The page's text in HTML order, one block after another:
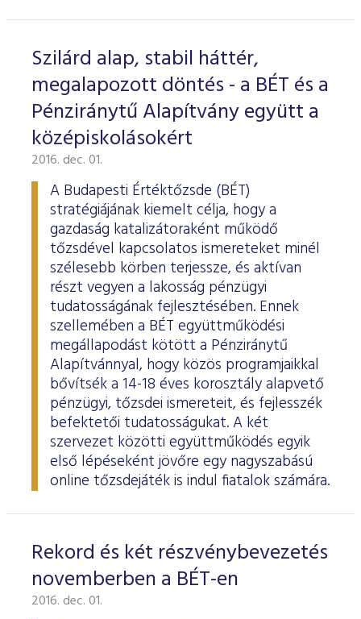
Szilárd alap, stabil háttér,
megalapozott döntés - a BÉT és a
Pénziránytű Alapítvány együtt a
középiskolásokért
2016. dec. 01.
A Budapesti Értéktőzsde (BÉT)
stratégiájának kiemelt célja, hogy a
gazdaság katalizátoraként működő
tőzsdével kapcsolatos ismereteket minél
szélesebb körben terjessze, és aktívan
részt vegyen a lakosság pénzügyi
tudatosságának fejlesztésében. Ennek
szellemében a BÉT együttműködési
megállapodást kötött a Pénziránytű
Alapítvánnyal, hogy közös programjaikkal
bővítsék a 14-18 éves korosztály alapvető
pénzügyi, tőzsdei ismereteit, és fejlesszék
befektetői tudatosságukat. A két
szervezet közötti együttműködés egyik
első lépéseként jövőre egy nagyszabású
online tőzsdejáték is indul fiatalok számára.
Rekord és két részvénybevezetés
novemberben a BÉT-en
2016. dec. 01.